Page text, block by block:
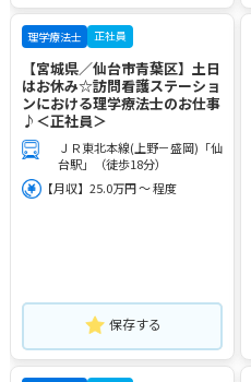
理学療法士 正社員
【宮城県／仙台市青葉区】土日
はお休み☆訪問看護ステーショ
ンにおける理学療法士のお仕事
♪＜正社員＞
ＪＲ東北本線(上野－盛岡)「仙
台駅」（徒歩18分）
【月収】25.0万円 ～ 程度
保存する